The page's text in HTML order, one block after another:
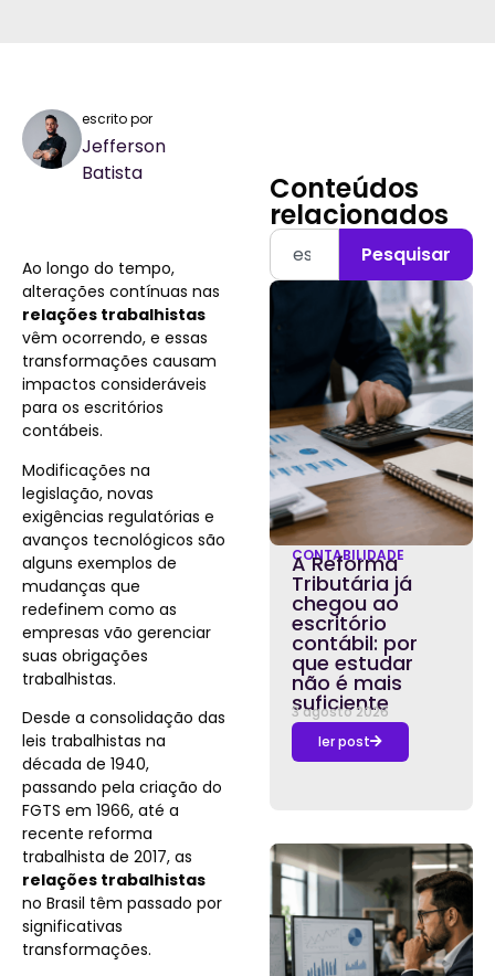
escrito por
Jefferson
Batista
Ao longo do tempo,
alterações contínuas nas
relações trabalhistas
vêm ocorrendo, e essas
transformações causam
impactos consideráveis
para os escritórios
contábeis.
Modificações na
legislação, novas
exigências regulatórias e
avanços tecnológicos são
alguns exemplos de
mudanças que
redefinem como as
empresas vão gerenciar
suas obrigações
trabalhistas.
Desde a consolidação das
leis trabalhistas na
década de 1940,
passando pela criação do
FGTS em 1966, até a
recente reforma
trabalhista de 2017, as
relações trabalhistas
no Brasil têm passado por
significativas
transformações.
Conteúdos
relacionados
Pesquisar
CONTABILIDADE
A Reforma
Tributária já
chegou ao
escritório
contábil: por
que estudar
não é mais
suficiente
3 agosto 2026
ler post